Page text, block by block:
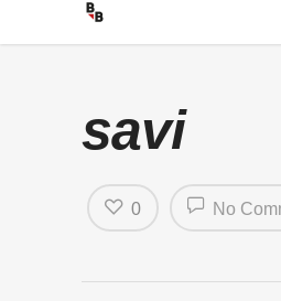
savi
No
0